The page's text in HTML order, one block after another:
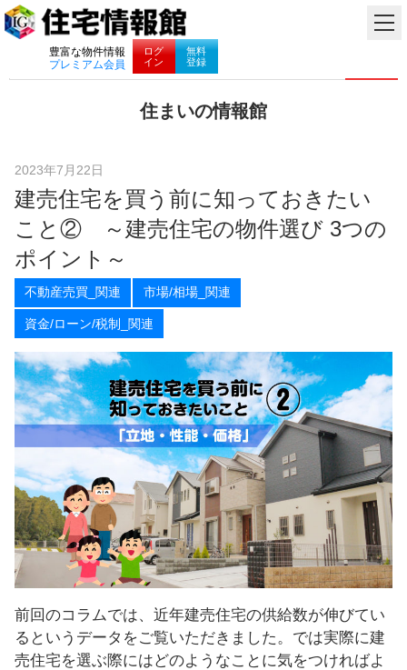
豊富な物件情報
プレミアム会員
ログ
イン
無料
登録
ナビゲーション
住まいの情報館
い
暮
し
に
役
立
情
報
を
お
届
け
し
！
2023年7月22日
建売住宅を買う前に知っておきたい
こと② ～建売住宅の物件選び 3つの
ポイント～
不動産売買_関連 市場/相場_関連
資金/ローン/税制_関連
前回のコラムでは、近年建売住宅の供給数が伸びてい
るというデータをご覧いただきました。では実際に建
売住宅を選ぶ際にはどのようなことに気をつければよ